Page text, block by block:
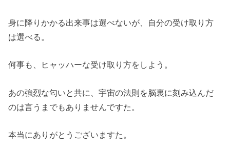
身に降りかかる出来事は選べないが、自分の受け取り方
は選べる。
何事も、ヒャッハーな受け取り方をしよう。
あの強烈な匂いと共に、宇宙の法則を脳裏に刻み込んだ
のは言うまでもありませんですた。
本当にありがとうございますた。